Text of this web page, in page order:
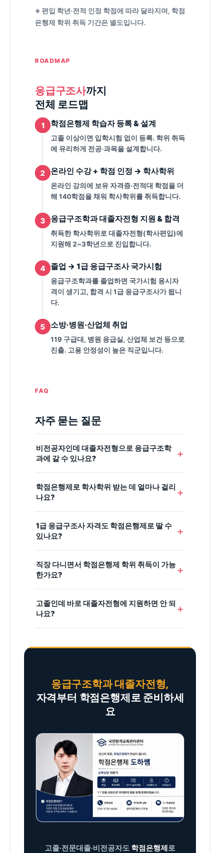
※ 편입 학년·전적 인정 학점에 따라 달라지며, 학점
은행제 학위 취득 기간은 별도입니다.
ROADMAP
응급구조사까지
전체 로드맵
1 학점은행제 학습자 등록 & 설계
고졸 이상이면 입학시험 없이 등록. 학위 취득
에 유리하게 전공·과목을 설계합니다.
2 온라인 수강 + 학점 인정 → 학사학위
온라인 강의에 보유 자격증·전적대 학점을 더
해 140학점을 채워 학사학위를 취득합니다.
3 응급구조학과 대졸자전형 지원 & 합격
취득한 학사학위로 대졸자전형(학사편입)에
지원해 2~3학년으로 진입합니다.
4 졸업 → 1급 응급구조사 국가시험
응급구조학과를 졸업하면 국가시험 응시자
격이 생기고, 합격 시 1급 응급구조사가 됩니
다.
5 소방·병원·산업체 취업
119 구급대, 병원 응급실, 산업체 보건 등으로
진출. 고용 안정성이 높은 직군입니다.
FAQ
자주 묻는 질문
비전공자인데 대졸자전형으로 응급구조학
과에 갈 수 있나요?
+
무관하게학사학위 소지자면 지원할 수 있습니다.
학위가 없다면 학점은행제로 지원 자격을 먼저 만
들 수 있어요.
학점은행제로 학사학위 받는 데 얼마나 걸리
나요?
+
외입니다. 보유한 자격증이나 전문대 졸업 이력이
있으면 학점이 인정되어 더 단축될 수 있어요.
1급 응급구조사 자격도 학점은행제로 딸 수
있나요?
+
과 졸업이 필수라 학점은행제로 직접 만들 수 없습
니다. 학점은행제는
학위)을 만드는 데 활용합니다.
직장 다니면서 학점은행제 학위 취득이 가능
한가요?
+
으로 진행되어 출퇴근 전후 자투리 시간으로 수강
할 수 있습니다. 학기당 수강량도 조절할 수 있어
요.
고졸인데 바로 대졸자전형에 지원하면 안 되
나요?
+
응급구조학과 대졸자전형,
자격부터 학점은행제로 준비하세
요
고졸·전문대졸·비전공자도 학점은행제로